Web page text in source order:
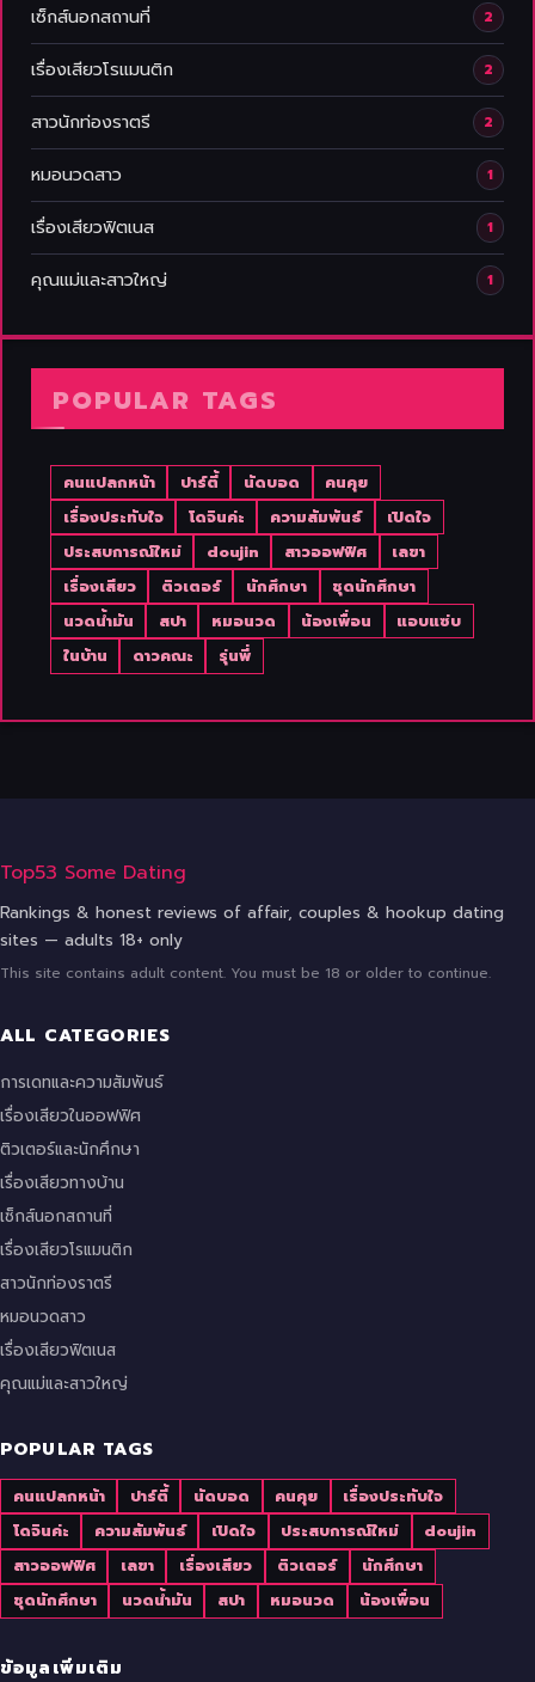
เซ็กส์นอกสถานที่ 2
เรื่องเสียวโรแมนติก 2
สาวนักท่องราตรี 2
หมอนวดสาว 1
เรื่องเสียวฟิตเนส 1
คุณแม่และสาวใหญ่ 1
POPULAR TAGS
คนแปลกหน้า ปาร์ตี้ นัดบอด
คนคุย
เรื่องประทับใจ
โดจินค่ะ ความสัมพันธ์
เปิดใจ
ประสบการณ์ใหม่
doujin สาวออฟฟิศ
เลขา
เรื่องเสียว
ติวเตอร์ นักศึกษา
ชุดนักศึกษา
นวดน้ำมัน
สปา หมอนวด น้องเพื่อน
แอบแซ่บ
ในบ้าน
ดาวคณะ รุ่นพี่
Top53 Some Dating
Rankings & honest reviews of affair, couples & hookup dating
sites — adults 18+ only
This site contains adult content. You must be 18 or older to continue.
ALL CATEGORIES
การเดทและความสัมพันธ์
เรื่องเสียวในออฟฟิศ
ติวเตอร์และนักศึกษา
เรื่องเสียวทางบ้าน
เซ็กส์นอกสถานที่
เรื่องเสียวโรแมนติก
สาวนักท่องราตรี
หมอนวดสาว
เรื่องเสียวฟิตเนส
คุณแม่และสาวใหญ่
POPULAR TAGS
คนแปลกหน้า ปาร์ตี้ นัดบอด คนคุย
เรื่องประทับใจ
โดจินค่ะ
ความสัมพันธ์ เปิดใจ ประสบการณ์ใหม่
doujin
สาวออฟฟิศ
เลขา เรื่องเสียว ติวเตอร์
นักศึกษา
ชุดนักศึกษา
นวดน้ำมัน สปา หมอนวด น้องเพื่อน
ข้อมูลเพิ่มเติม